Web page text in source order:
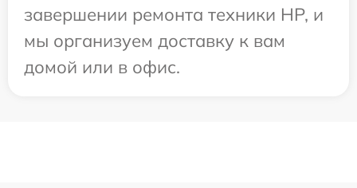
завершении ремонта техники HP, и
мы организуем доставку к вам
домой или в офис.